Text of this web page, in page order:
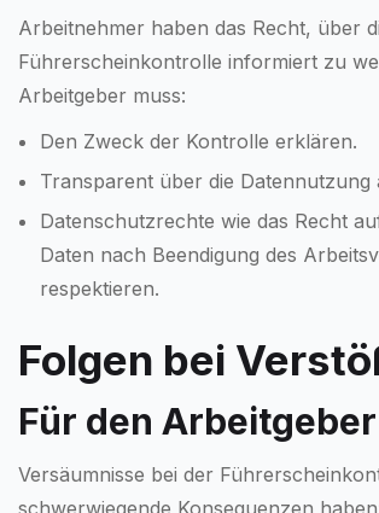
Arbeitnehmer haben das Recht, über
Führerscheinkontrolle informiert zu
Arbeitgeber muss:
Den Zweck der Kontrolle erklären.
Transparent über die Datennutzung
Datenschutzrechte wie das Recht
Daten nach Beendigung des
respektieren.
Folgen bei
Für den Arbeitgeber
Versäumnisse bei der
schwerwiegende Konsequenzen